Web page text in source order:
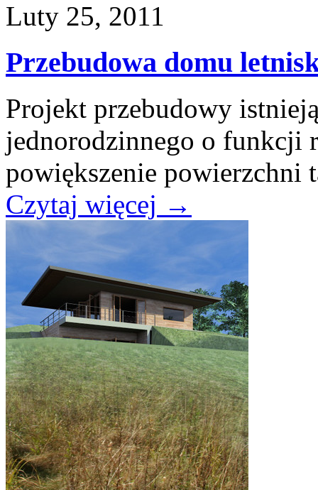
Luty 25, 2011
Przebudowa domu
Projekt przebudowy
jednorodzinnego o funkcji
powiększenie powierzchni
Czytaj więcej →